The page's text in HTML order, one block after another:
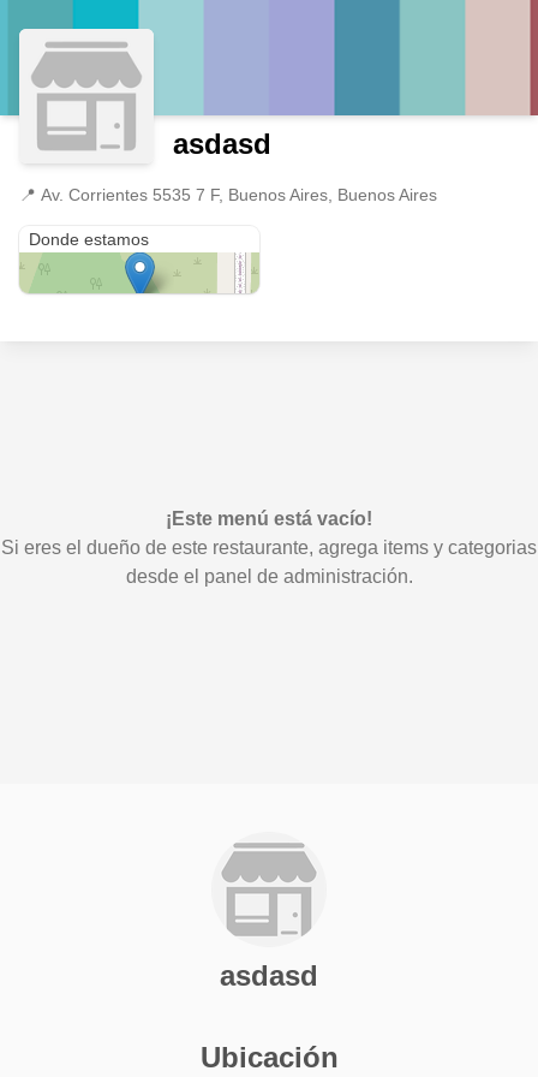
asdasd
📍 Av. Corrientes 5535 7 F, Buenos Aires, Buenos Aires
Donde estamos
¡Este menú está vacío!
Si eres el dueño de este restaurante, agrega items y categorias
desde el panel de administración.
asdasd
Ubicación